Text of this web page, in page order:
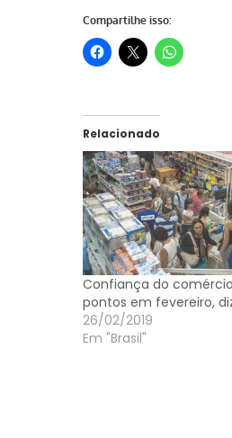
Compartilhe isso:
Relacionado
Confiança do
pontos em fevereiro,
26/02/2019
Em "Brasil"